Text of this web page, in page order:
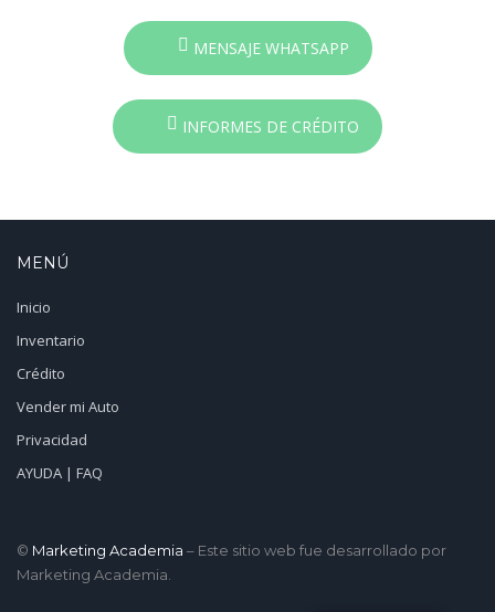
MENSAJE WHATSAPP
INFORMES DE CRÉDITO
MENÚ
Inicio
Inventario
Crédito
Vender mi Auto
Privacidad
AYUDA | FAQ
© Marketing Academia – Este sitio web fue desarrollado por
Marketing Academia.